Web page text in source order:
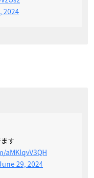
2024
す
aMKlqvV3QH
29, 2024